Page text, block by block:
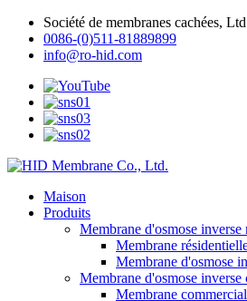
Société de membranes cachées,
0086-(0)511-81889899
info@ro-hid.com
Maison
Produits
Membrane d'osmose inverse
Membrane
Membrane d'osmose
Membrane d'osmose inverse
Membrane